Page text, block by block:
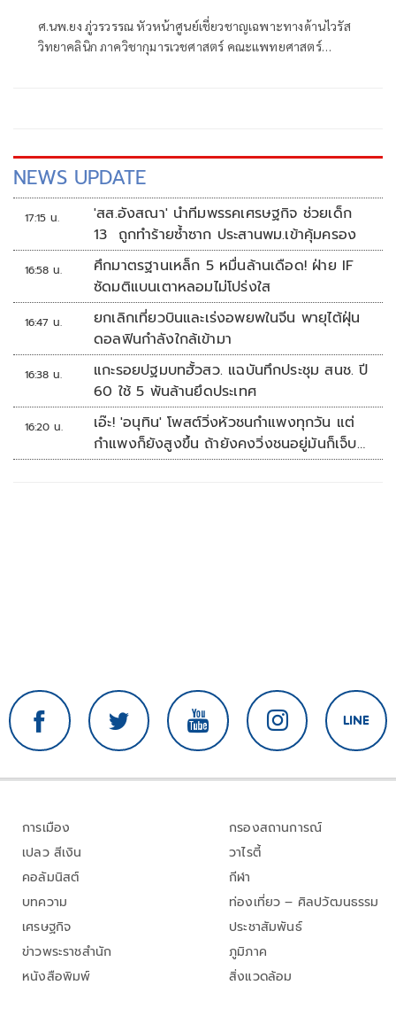
ศ.นพ.ยง ภู่วรวรรณ หัวหน้าศูนย์เชี่ยวชาญเฉพาะทางด้านไวรัส
วิทยาคลินิก ภาควิชากุมารเวชศาสตร์ คณะแพทยศาสตร์
NEWS UPDATE
17:15 น.
'สส.อังสณา' นำทีมพรรคเศรษฐกิจ ช่วยเด็ก
13 ถูกทำร้ายซ้ำซาก ประสานพม.เข้าคุ้มครอง
16:58 น.
ศึกมาตรฐานเหล็ก 5 หมื่นล้านเดือด! ฝ่าย IF
ซัดมติแบนเตาหลอมไม่โปร่งใส
16:47 น.
ยกเลิกเที่ยวบินและเร่งอพยพในจีน พายุไต้ฝุ่น
ดอลฟินกำลังใกล้เข้ามา
16:38 น.
แกะรอยปฐมบทฮั้วสว. แฉบันทึกประชุม สนช. ปี
60 ใช้ 5 พันล้านยึดประเทศ
16:20 น.
เอ๊ะ! 'อนุทิน' โพสต์วิ่งหัวชนกำแพงทุกวัน แต่
กำแพงก็ยังสูงขึ้น ถ้ายังคงวิ่งชนอยู่มันก็เจ็บ
หัวอีก
การเมือง
เปลว สีเงิน
คอลัมนิสต์
บทความ
เศรษฐกิจ
ข่าวพระราชสำนัก
หนังสือพิมพ์
กรองสถานการณ์
วาไรตี้
กีฬา
ท่องเที่ยว – ศิลปวัฒนธรรม
ประชาสัมพันธ์
ภูมิภาค
สิ่งแวดล้อม